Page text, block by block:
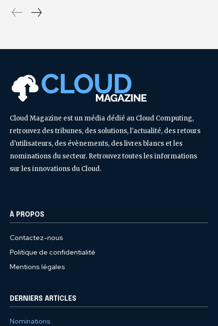
Cloud Magazine est un média dédié au Cloud Computing,
retrouvez des tribunes, des solutions, l'actualité, des retours
d'utilisateurs, des évènements, des livres blancs et les
nominations du secteur. Retrouvez toutes les informations
sur les innovations du Cloud.
À PROPOS
Contactez-nous
Politique de confidentialité
Mentions légales
DERNIERS ARTICLES
Nominations